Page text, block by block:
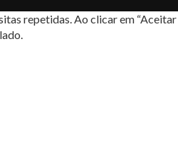
repetidas. Ao clicar em